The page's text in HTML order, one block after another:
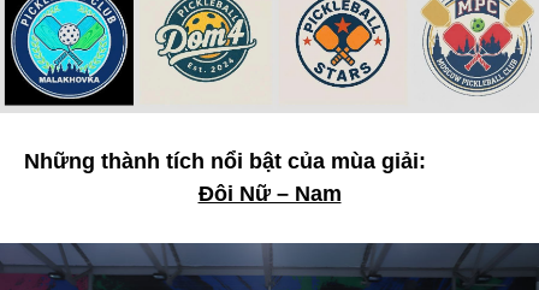
Những thành tích nổi bật của mùa giải:
Đôi Nữ – Nam